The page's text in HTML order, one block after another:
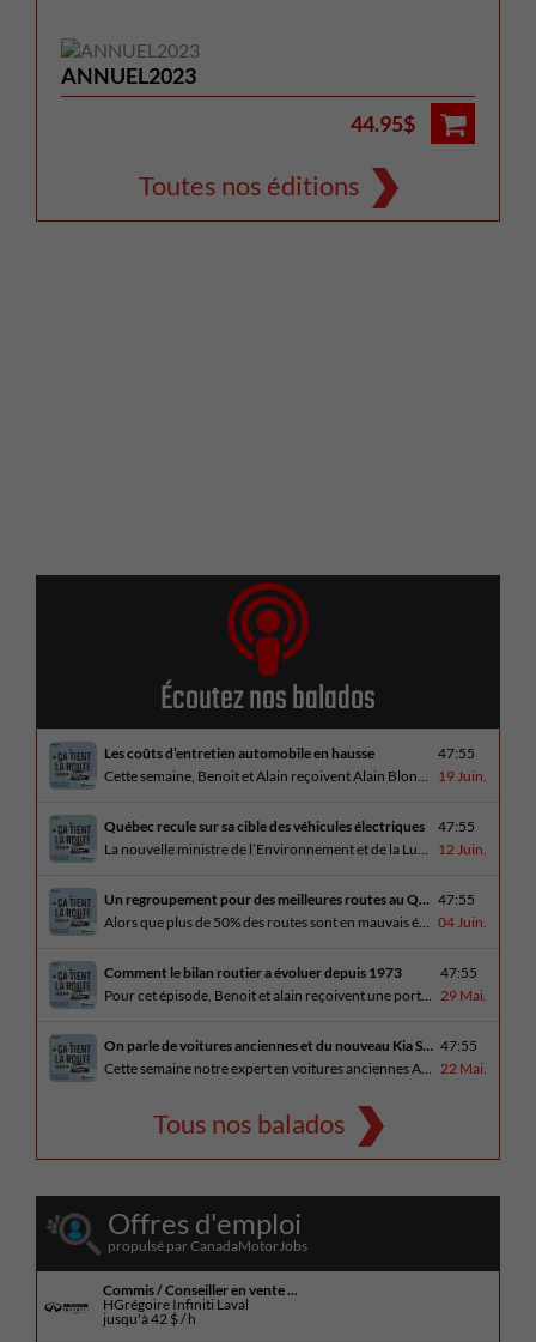
ANNUEL2023
44.95$
Toutes nos éditions
Écoutez nos balados
Les coûts d’entretien automobile en hausse
Cette semaine, Benoit et Alain reçoivent Alain Blondeau, propriétaire d’un atelier mécanique qui parle de la nouvelle réalité des coûts d’entretien en automobile. En essai routier, Alain a cinq propositions estivales et Benoit a pris la route avec une BMW i4 M60 pour ce dernier épisode de la saison. Bon été à tous!
47:55
19 Juin.
Québec recule sur sa cible des véhicules électriques
La nouvelle ministre de l’Environnement et de la Lutte contre les changements climatiques, Pascale Déry, doit confirmer que les VZE représenteront désormais 80% des ventes de véhicules neufs en 2035. Benoit et Alain en discutent avec Daniel Breton. Ils reçoivent également Bertrand Godin, qui parle d’Élégance Trois-Rivières. En essai routier Alain a roulé le Mitsubishi [...]
47:55
12 Juin.
Un regroupement pour des meilleures routes au Québec
Alors que plus de 50% des routes sont en mauvais état, le regroupement pour des meilleures routes au Québec voit le jour. Dans cet épisode, Benoit et Alain discutent avec Me Caroline Amireault, directrice générale de l’Association des constructeurs de routes et grands travaux du Québec. En essai routier Alain prend la route avec le [...]
47:55
04 Juin.
Comment le bilan routier a évoluer depuis 1973
Pour cet épisode, Benoit et alain reçoivent une porte parole de la SAAQ, Geneviève Côté, qui parle de l’actuelle campagne publicitaire au sujet du bilan routier et des gestes concrets pour diminuer les décès sur nos routes. On parle aussi au président de Lexus Canada, Martin Gilbert, de la nouvelle Lexus ES. En essai routier, [...]
47:55
29 Mai.
On parle de voitures anciennes et du nouveau Kia Seltos 2027
Cette semaine notre expert en voitures anciennes André Fitzback vient donner des trucs pour ne pas perdre ses enjoliveurs sur nos vieilles voitures. Benoit revient de la Corée du Sud et nous offre un essai exclusif du Kia Seltos 2027 qui arrive plus tard cet été et Alain a fait l’essai du Toyota Tundra hybride.
47:55
22 Mai.
Tous nos balados
Offres d'emploi
propulsé par CanadaMotorJobs
Commis / Conseiller en vente ...
HGrégoire Infiniti Laval
jusqu'à42 $ / h